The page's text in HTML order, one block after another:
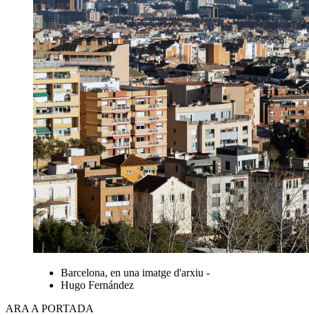
Barcelona, en una imatge d'arxiu -
Hugo Fernández
ARA A PORTADA